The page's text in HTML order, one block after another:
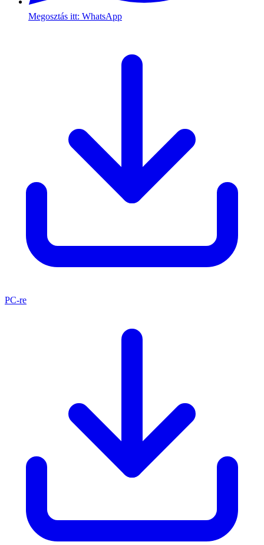
Megosztás itt: WhatsApp
PC-re